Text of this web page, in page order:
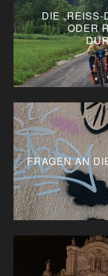
DIE „REISS-
DER
FRAGEN AN